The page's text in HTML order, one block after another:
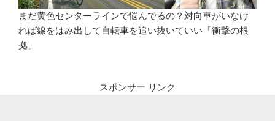
まだ黄色センターラインで悩んでるの？対向車がいなけ
れば線をはみ出して自転車を追い抜いていい「衝撃の根
拠」
スポンサー リンク